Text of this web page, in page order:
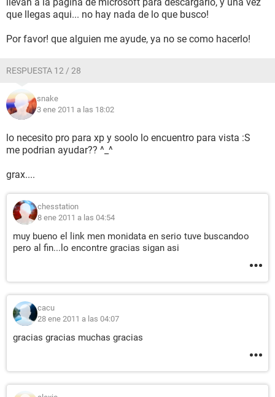
que llegas aqui... no hay nada de lo que busco!
Por favor! que alguien me ayude, ya no se como hacerlo!
RESPUESTA 12 / 28
snake
3 ene 2011 a las 18:02
lo necesito pro para xp y soolo lo encuentro para vista :S
me podrian ayudar?? ^_^
grax....
chesstation
8 ene 2011 a las 04:54
muy bueno el link men monidata en serio tuve buscandoo
pero al fin...lo encontre gracias sigan asi
cacu
28 ene 2011 a las 04:07
gracias gracias muchas gracias